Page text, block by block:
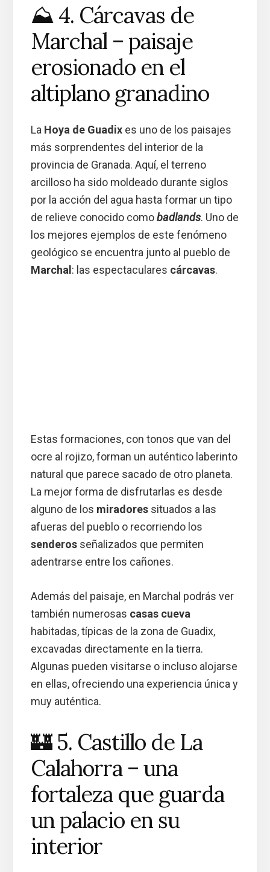
⛰️ 4. Cárcavas de
Marchal – paisaje
erosionado en el
altiplano granadino
La Hoya de Guadixes uno de los paisajes
más sorprendentes del interior de la
provincia de Granada. Aquí, el terreno
arcilloso ha sido moldeado durante siglos
por la acción del agua hasta formar un tipo
de relieve conocido comobadlands. Uno de
los mejores ejemplos de este fenómeno
geológico se encuentra junto al pueblo de
Marchal : las espectaculares cárcavas.
Estas formaciones, con tonos que van del
ocre al rojizo, forman un auténtico laberinto
natural que parece sacado de otro planeta.
La mejor forma de disfrutarlas es desde
alguno de los miradoressituados a las
afueras del pueblo o recorriendo los
senderosseñalizados que permiten
adentrarse entre los cañones.
Además del paisaje, en Marchal podrás ver
también numerosas casas cueva
habitadas, típicas de la zona de Guadix,
excavadas directamente en la tierra.
Algunas pueden visitarse o incluso alojarse
en ellas, ofreciendo una experiencia única y
muy auténtica.
🏰 5. Castillo de La
Calahorra – una
fortaleza que guarda
un palacio en su
interior